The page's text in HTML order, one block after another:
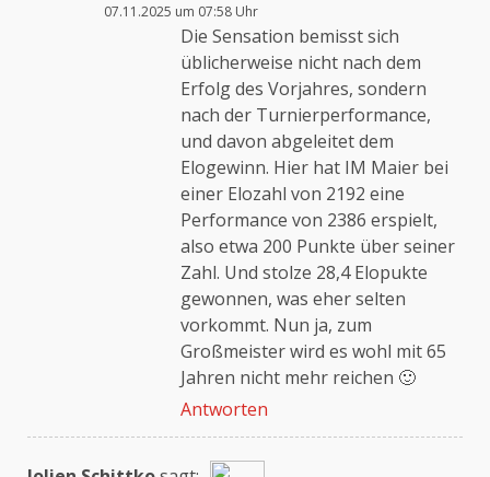
Das „Echte-Person“-Abzeichen!
Anti-Spam von CleanTalk
07.11.2025 um 07:58 Uhr
Die Sensation bemisst sich
üblicherweise nicht nach dem
Erfolg des Vorjahres, sondern
nach der Turnierperformance,
und davon abgeleitet dem
Elogewinn. Hier hat IM Maier bei
einer Elozahl von 2192 eine
Performance von 2386 erspielt,
also etwa 200 Punkte über seiner
Zahl. Und stolze 28,4 Elopukte
gewonnen, was eher selten
vorkommt. Nun ja, zum
Großmeister wird es wohl mit 65
Jahren nicht mehr reichen 🙂
Antworten